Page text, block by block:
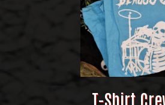
T-Shirt